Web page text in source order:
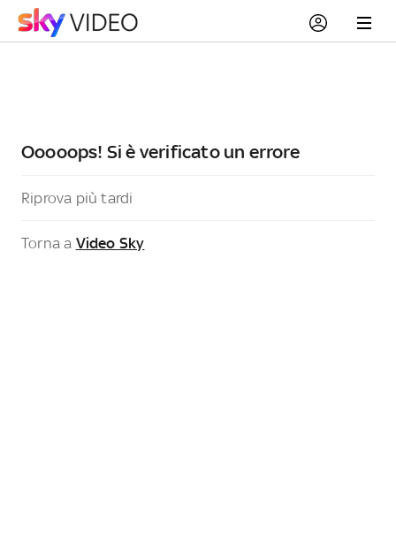
Ooooops! Si è verificato un errore
Riprova più tardi
Torna a Video Sky